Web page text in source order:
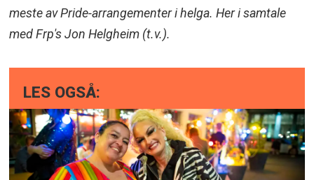
meste av Pride-arrangementer i helga. Her i samtale
med Frp's Jon Helgheim (t.v.).
LES OGSÅ: